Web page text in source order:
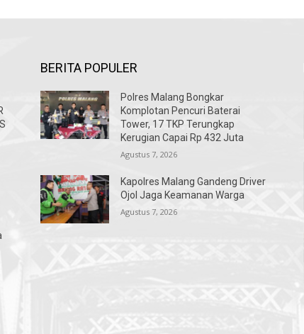
BERITA POPULER
Polres Malang Bongkar
Komplotan Pencuri Baterai
Tower, 17 TKP Terungkap
Kerugian Capai Rp 432 Juta
Agustus 7, 2026
Kapolres Malang Gandeng Driver
Ojol Jaga Keamanan Warga
Agustus 7, 2026